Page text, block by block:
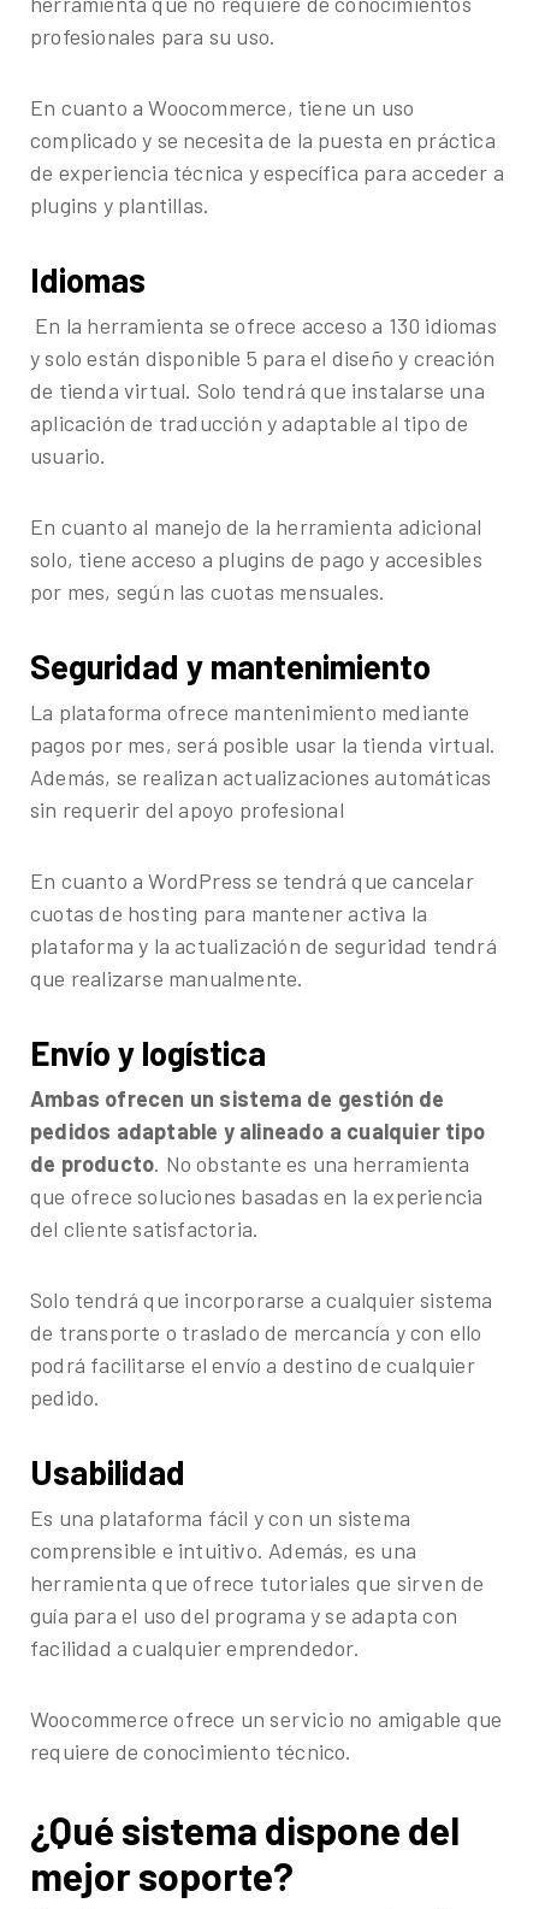
profesionales para su uso.
En cuanto a Woocommerce, tiene un uso
complicado y se necesita de la puesta en práctica
de experiencia técnica y específica para acceder a
plugins y plantillas.
Idiomas
En la herramienta se ofrece acceso a 130 idiomas
y solo están disponible 5 para el diseño y creación
de tienda virtual. Solo tendrá que instalarse una
aplicación de traducción y adaptable al tipo de
usuario.
En cuanto al manejo de la herramienta adicional
solo, tiene acceso a plugins de pago y accesibles
por mes, según las cuotas mensuales.
Seguridad y mantenimiento
La plataforma ofrece mantenimiento mediante
pagos por mes, será posible usar la tienda virtual.
Además, se realizan actualizaciones automáticas
sin requerir del apoyo profesional
En cuanto a WordPress se tendrá que cancelar
cuotas de hosting para mantener activa la
plataforma y la actualización de seguridad tendrá
que realizarse manualmente.
Envío y logística
Ambas ofrecen un sistema de gestión de
pedidos adaptable y alineado a cualquier tipo
de producto. No obstante es una herramienta
que ofrece soluciones basadas en la experiencia
del cliente satisfactoria.
Solo tendrá que incorporarse a cualquier sistema
de transporte o traslado de mercancía y con ello
podrá facilitarse el envío a destino de cualquier
pedido.
Usabilidad
Es una plataforma fácil y con un sistema
comprensible e intuitivo. Además, es una
herramienta que ofrece tutoriales que sirven de
guía para el uso del programa y se adapta con
facilidad a cualquier emprendedor.
Woocommerce ofrece un servicio no amigable que
requiere de conocimiento técnico.
¿Qué sistema dispone del
mejor soporte?